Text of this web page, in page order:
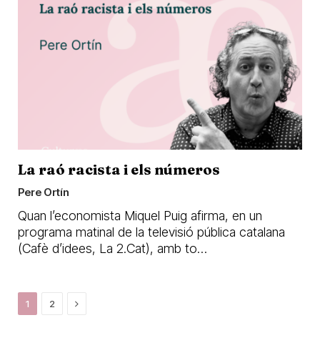
La raó racista i els números
Pere Ortín
Quan l’economista Miquel Puig afirma, en un
programa matinal de la televisió pública catalana
(Cafè d’idees, La 2.Cat), amb to…
1 2 Next